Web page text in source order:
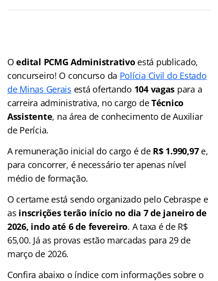
Oedital PCMG Administrativoestá publicado,
concurseiro! O concurso da Polícia Civil do Estado
de Minas Gerais está ofertando 104 vagas para a
carreira administrativa, no cargo deTécnico
Assistente, na área de conhecimento de Auxiliar
de Perícia.
A remuneração inicial do cargo é de R$ 1.990,97 e,
para concorrer, é necessário ter apenas nível
médio de formação.
O certame está sendo organizado pelo Cebraspe e
as inscrições terão início no dia 7 de janeiro de
2026, indo até 6 de fevereiro. A taxa é de R$
65,00. Já as provas estão marcadas para 29 de
março de 2026.
Confira abaixo o índicecom informações sobre o